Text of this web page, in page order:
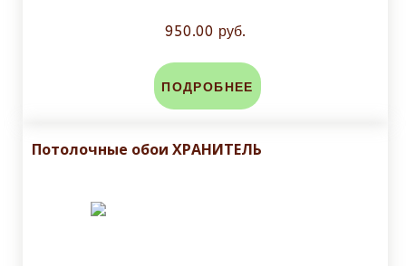
950.00 руб.
ПОДРОБНЕЕ
Потолочные обои ХРАНИТЕЛЬ